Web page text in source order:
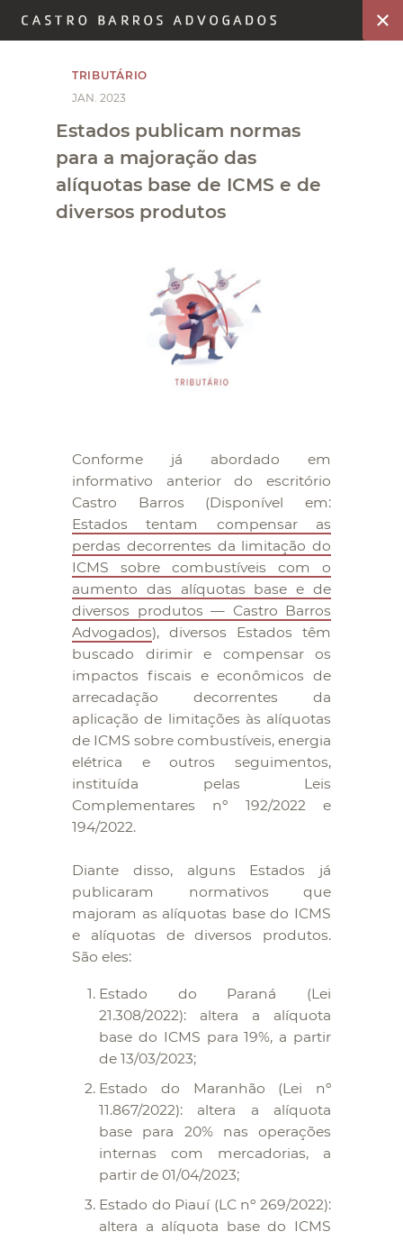
TRIBUTÁRIO
JAN. 2023
Estados publicam normas
para a majoração das
alíquotas base de ICMS e de
diversos produtos
Conforme já abordado em
informativo anterior do escritório
Castro Barros (Disponível em:
Estados tentam compensar as
perdas decorrentes da limitação do
ICMS sobre combustíveis com o
aumento das alíquotas base e de
diversos produtos — Castro Barros
Advogados), diversos Estados têm
buscado dirimir e compensar os
impactos fiscais e econômicos de
arrecadação decorrentes da
aplicação de limitações às alíquotas
de ICMS sobre combustíveis, energia
elétrica e outros seguimentos,
instituída pelas Leis
Complementares nº 192/2022 e
194/2022.
Diante disso, alguns Estados já
publicaram normativos que
majoram as alíquotas base do ICMS
e alíquotas de diversos produtos.
São eles:
Estado do Paraná (Lei
21.308/2022): altera a alíquota
base do ICMS para 19%, a partir
de 13/03/2023;
Estado do Maranhão (Lei nº
11.867/2022): altera a alíquota
base para 20% nas operações
internas com mercadorias, a
partir de 01/04/2023;
Estado do Piauí (LC nº 269/2022):
altera a alíquota base do ICMS